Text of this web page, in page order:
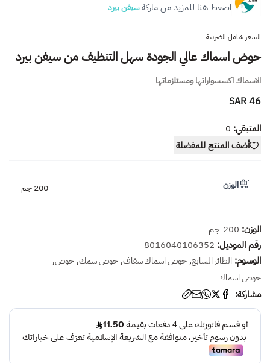
اضغط هنا للمزيد من ماركةسيفن بيرد
السعر شامل الضريبة
حوض اسماك عالي الجودة سهل التنظيف من سيفن بيرد
الاسماك اكسسواراتها ومستلزماتها
46 SAR
المتبقي: 0
أضف المنتج للمفضلة
الوزن 200 جم
الوزن: 200 جم
رقم الموديل: 8016040106352
الوسوم: الطائر السابع, حوض اسماك شفاف, حوض سمك, حوض,
حوض اسماك
مشاركة: